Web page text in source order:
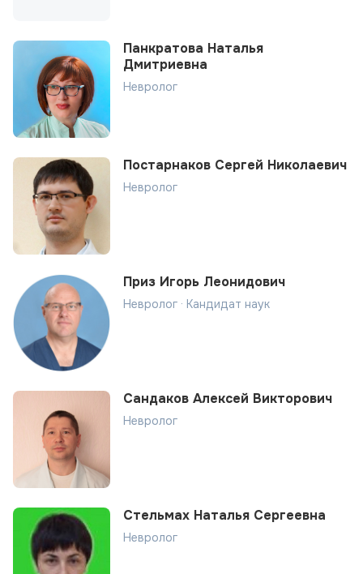
Панкратова Наталья
Дмитриевна
Невролог
Постарнаков Сергей Николаевич
Невролог
Приз Игорь Леонидович
Невролог · Кандидат наук
Сандаков Алексей Викторович
Невролог
Стельмах Наталья Сергеевна
Невролог